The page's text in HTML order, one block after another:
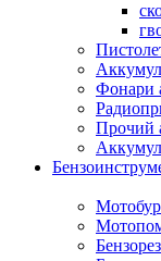
Фонари
Прочий